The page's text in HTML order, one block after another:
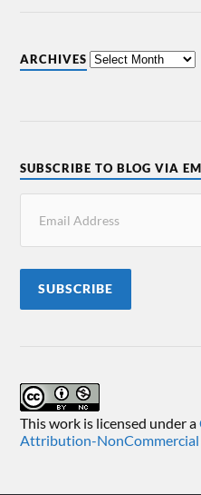
ARCHIVES
SUBSCRIBE TO BLOG VIA
SUBSCRIBE
This work is licensed under a
Attribution-NonCommercial